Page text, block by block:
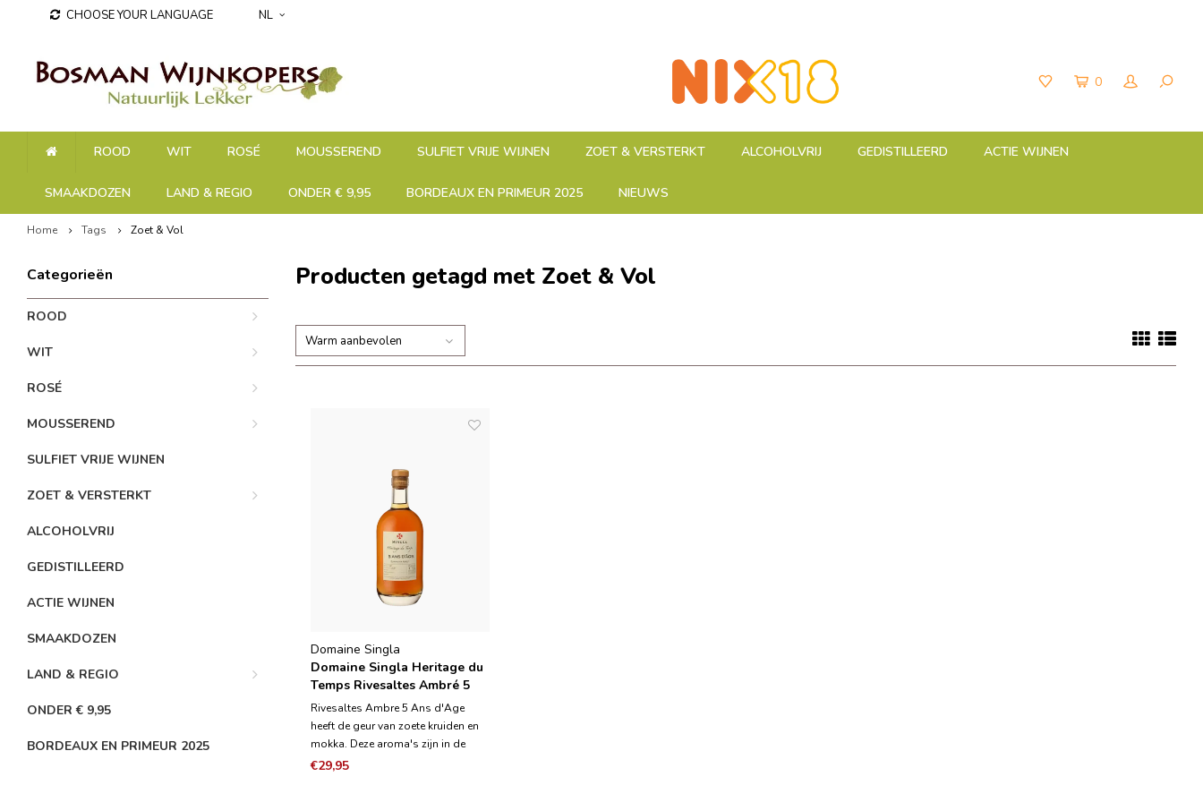
CHOOSE YOUR LANGUAGE NL
0
ROOD WIT ROSÉ MOUSSEREND SULFIET VRIJE WIJNEN ZOET & VERSTERKT ALCOHOLVRIJ GEDISTILLEERD ACTIE WIJNEN
SMAAKDOZEN LAND & REGIO ONDER € 9,95 BORDEAUX EN PRIMEUR 2025 NIEUWS
Home Tags Zoet & Vol
Categorieën
ROOD
WIT
ROSÉ
MOUSSEREND
SULFIET VRIJE WIJNEN
ZOET & VERSTERKT
ALCOHOLVRIJ
GEDISTILLEERD
ACTIE WIJNEN
SMAAKDOZEN
LAND & REGIO
ONDER € 9,95
BORDEAUX EN PRIMEUR 2025
Producten getagd met Zoet & Vol
Warm aanbevolen
Domaine Singla
Domaine Singla Heritage du
Temps Rivesaltes Ambré 5
Ans d'Age - 0,5L
Rivesaltes Ambre 5 Ans d'Age
heeft de geur van zoete kruiden en
mokka. Deze aroma's zijn in de
mond terug te vinden in combinatie
€29,95